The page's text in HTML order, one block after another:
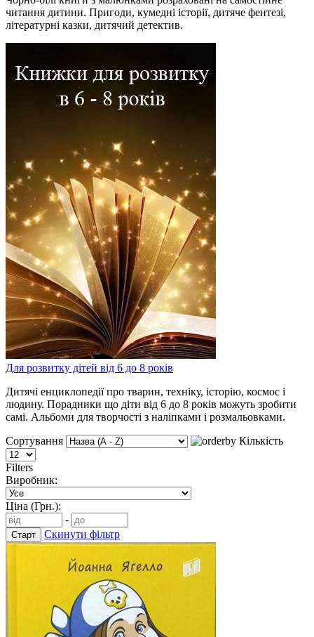
читання дитини. Пригоди, кумедні історії, дитяче фентезі,
літературні казки, дитячий детектив.
Для розвитку дітей від 6 до 8 років
Дитячі енциклопедії про тварин, техніку, історію, космос і
людину. Порадники що діти від 6 до 8 років можуть зробити
самі. Альбоми для творчості з наліпками і розмальовками.
Сортування
Кількість
Filters
Виробник:
Ціна (Грн.):
-
Скинути фільтр